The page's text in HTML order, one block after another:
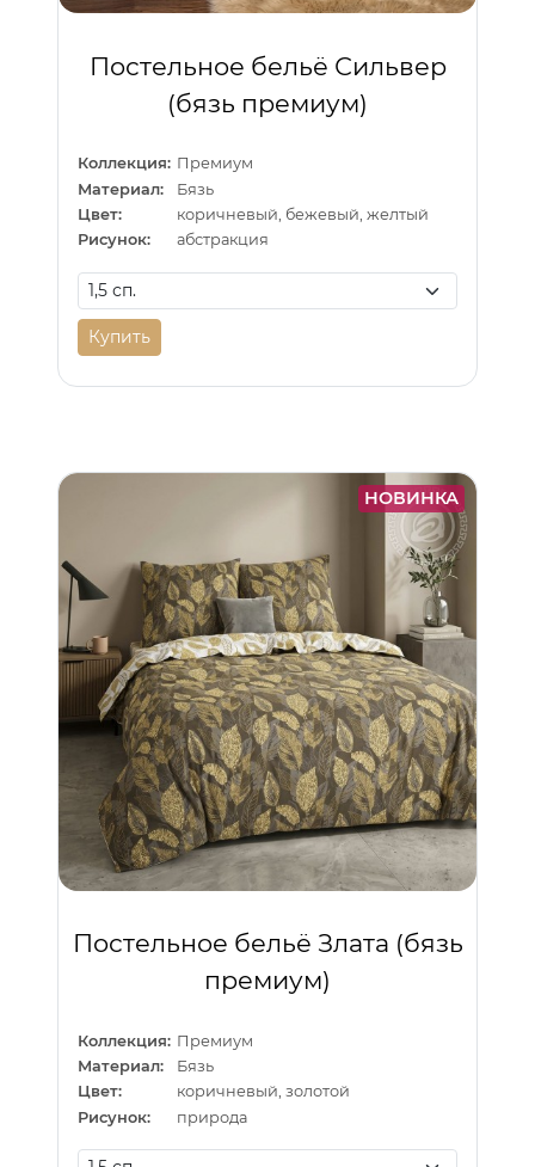
Постельное бельё Сильвер
(бязь премиум)
Коллекция: Премиум
Материал:
Бязь
Цвет:
коричневый, бежевый, желтый
Рисунок:
абстракция
Купить
НОВИНКА
Постельное бельё Злата (бязь
премиум)
Коллекция: Премиум
Материал:
Бязь
Цвет:
коричневый, золотой
Рисунок:
природа